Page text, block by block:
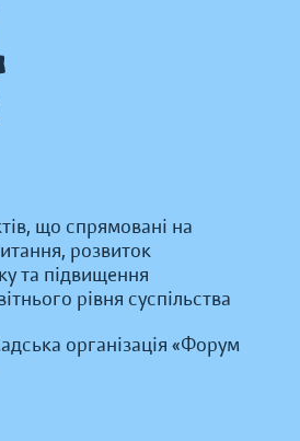
що спрямовані на
розвиток
та підвищення
рівня суспільства
організація «Форум